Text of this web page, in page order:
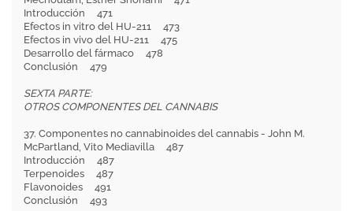
Introducción 471
Efectos in vitro del HU-211 473
Efectos in vivo del HU-211 475
Desarrollo del fármaco 478
Conclusión 479
SEXTA PARTE:
OTROS COMPONENTES DEL CANNABIS
37. Componentes no cannabinoides del cannabis - John M.
McPartland, Vito Mediavilla 487
Introducción 487
Terpenoides 487
Flavonoides 491
Conclusión 493